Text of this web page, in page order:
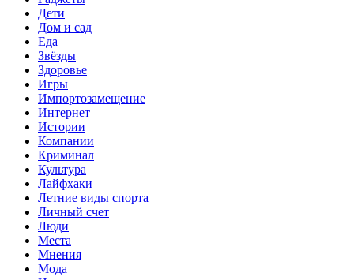
Дети
Дом и сад
Еда
Звёзды
Здоровье
Игры
Импортозамещение
Интернет
Истории
Компании
Криминал
Культура
Лайфхаки
Летние виды спорта
Личный счет
Люди
Места
Мнения
Мода